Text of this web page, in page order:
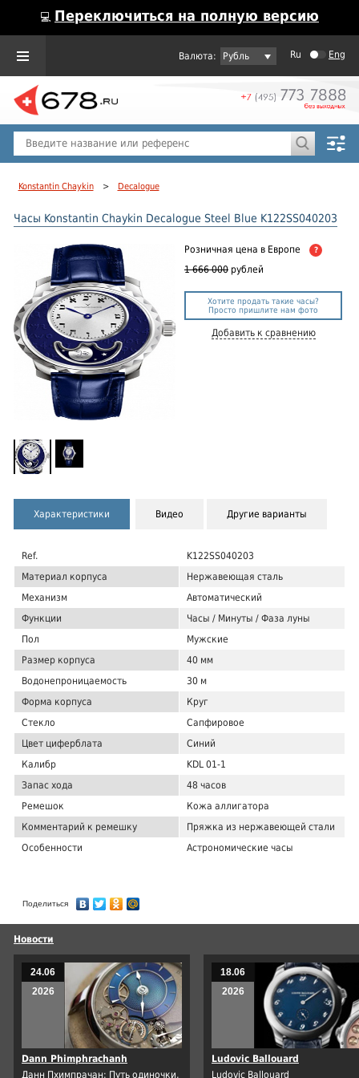
💻 Переключиться на полную версию
Рубль Ru Eng
Konstantin Chaykin > Decalogue
Часы Konstantin Chaykin Decalogue Steel Blue K122SS040203
Розничная цена в Европе ?
1 666 000 рублей
Хотите продать такие часы?
Просто пришлите нам фото
Добавить к сравнению
Характеристики Видео Другие варианты
Ref.
K122SS040203
Материал корпуса
Нержавеющая сталь
Механизм
Автоматический
Функции
Часы / Минуты / Фаза луны
Пол
Мужские
Размер корпуса
40 мм
Водонепроницаемость
30 м
Форма корпуса
Круг
Стекло
Сапфировое
Цвет циферблата
Синий
Калибр
KDL 01-1
Запас хода
48 часов
Ремешок
Кожа аллигатора
Комментарий к ремешку
Пряжка из нержавеющей стали
Особенности
Астрономические часы
Поделиться
Новости
24.06
2026
Dann Phimphrachanh
Данн Пхимпрачан: Путь одиночки,
18.06
2026
Ludovic Ballouard
Ludovic Ballouard